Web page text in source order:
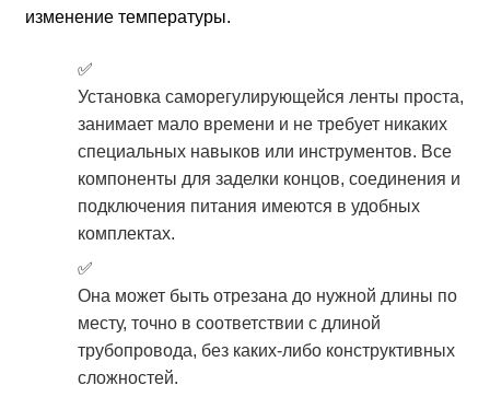
изменение температуры.
Установка саморегулирующейся ленты проста,
занимает мало времени и не требует никаких
специальных навыков или инструментов. Все
компоненты для заделки концов, соединения и
подключения питания имеются в удобных
комплектах.
Она может быть отрезана до нужной длины по
месту, точно в соответствии с длиной
трубопровода, без каких-либо конструктивных
сложностей.